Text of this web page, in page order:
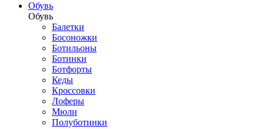
Обувь
Обувь
Балетки
Босоножки
Ботильоны
Ботинки
Ботфорты
Кеды
Кроссовки
Лоферы
Мюли
Полуботинки